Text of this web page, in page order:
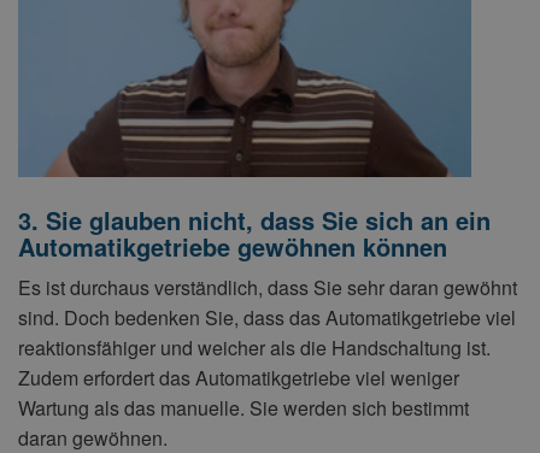
3. Sie glauben nicht, dass Sie sich an ein
Automatikgetriebe gewöhnen können
Es ist durchaus verständlich, dass Sie sehr daran gewöhnt
sind. Doch bedenken Sie, dass das Automatikgetriebe viel
reaktionsfähiger und weicher als die Handschaltung ist.
Zudem erfordert das Automatikgetriebe viel weniger
Wartung als das manuelle. Sie werden sich bestimmt
daran gewöhnen.